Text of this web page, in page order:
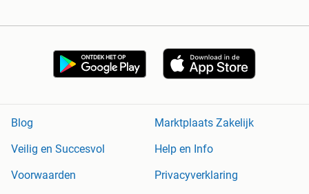
Blog
Marktplaats Zakelijk
Veilig en Succesvol
Help en Info
Voorwaarden
Privacyverklaring